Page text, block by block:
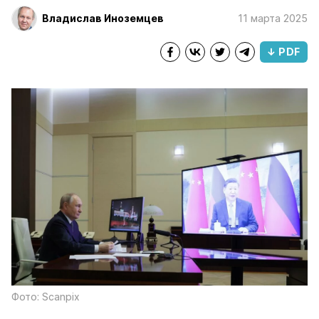
Владислав Иноземцев 11 марта 2025
↓ PDF
Фото: Scanpix